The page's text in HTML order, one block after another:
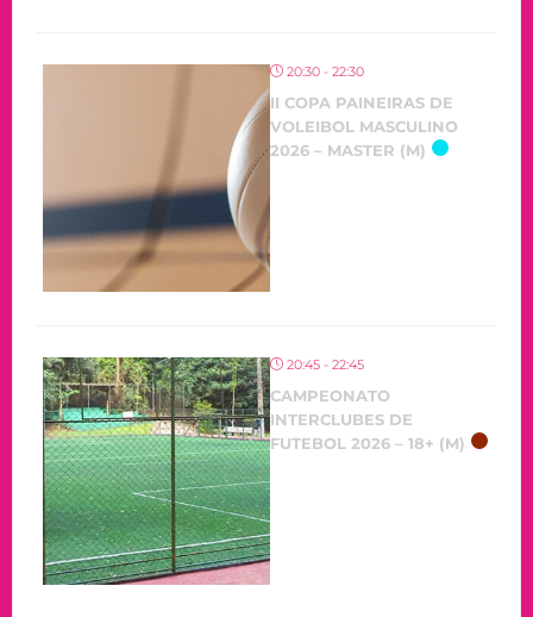
20:30 - 22:30
II COPA PAINEIRAS DE
VOLEIBOL MASCULINO
2026 – MASTER (M)
20:45 - 22:45
CAMPEONATO
INTERCLUBES DE
FUTEBOL 2026 – 18+ (M)